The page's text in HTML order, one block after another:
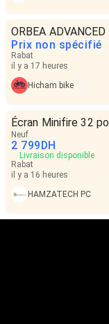
ORBEA
Prix non spécifié
Rabat
il y a 17 heures
Hicham bike
Écran Minifire 32
Neuf
2 799DH
Livraison disponible
Rabat
il y a 16 heures
HAMZATECH PC